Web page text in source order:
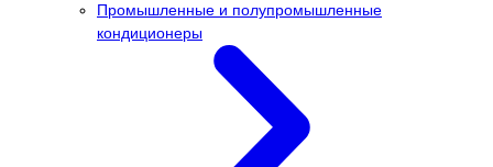
Промышленные и полупромышленные
кондиционеры